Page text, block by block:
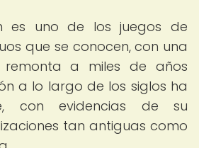
es uno de los juegos de
que se conocen, con una
remonta a miles de años
a lo largo de los siglos ha
con evidencias de su
tan antiguas como